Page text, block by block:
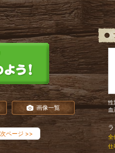
画像一覧
次ページ >>
性
血
全
仕